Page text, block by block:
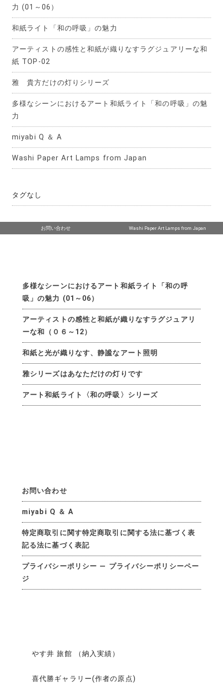
力 (01～06）
和紙ライト「和の呼吸」の魅力
アーティストの感性と和紙が織りなすラグジュアリーな和
紙 TOP-02
雅 貴方だけの灯りシリーズ
多様なシーンにおけるアート和紙ライト「和の呼吸」の魅
力
miyabi Q ＆ A
Washi Paper Art Lamps from Japan
タグなし
お問い合わせ Washi Paper Art Lamps from Japan
多様なシーンにおけるアート和紙ライト「和の呼
吸」の魅力 (01～06）
アーティストの感性と和紙が織りなすラグジュアリ
ーな和（０６～12）
和紙と光が織りなす、静謐なアート照明
雅シリーズはあなただけの灯りです
アート和紙ライト〈和の呼吸〉シリーズ
お問い合わせ
miyabi Q ＆ A
特定商取引に関す特定商取引に関する法に基づく表
記る法に基づく表記
プライバシーポリシー — プライバシーポリシーペー
ジ
やす井 旅館 （納入実績）
喜代勝ギャラリー(作者の原点)